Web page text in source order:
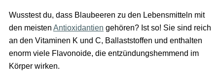
Wusstest du, dass Blaubeeren zu den Lebensmitteln mit
den meisten Antioxidantien gehören? Ist so! Sie sind reich
an den Vitaminen K und C, Ballaststoffen und enthalten
enorm viele Flavonoide, die entzündungshemmend im
Körper wirken.